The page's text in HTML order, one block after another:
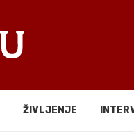
ŽIVLJENJE